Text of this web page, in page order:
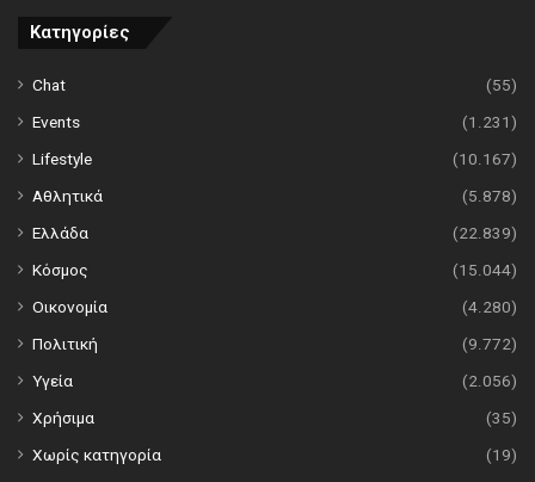
Κατηγορίες
Chat
(55)
Events
(1.231)
Lifestyle
(10.167)
Αθλητικά
(5.878)
Ελλάδα
(22.839)
Κόσμος
(15.044)
Οικονομία
(4.280)
Πολιτική
(9.772)
Υγεία
(2.056)
Χρήσιμα
(35)
Χωρίς κατηγορία
(19)